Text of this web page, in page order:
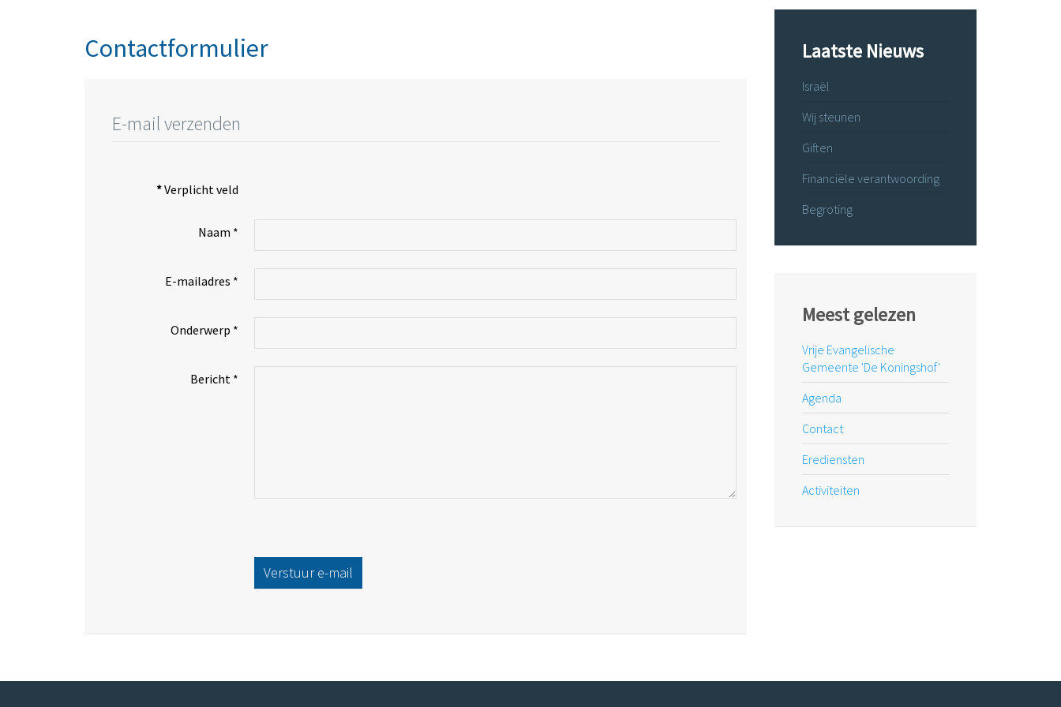
Contactformulier
E-mail verzenden
*Verplicht veld
Naam *
E-mailadres *
Onderwerp *
Bericht *
Verstuur e-mail
Laatste Nieuws
Israël
Wij steunen
Giften
Financiële verantwoording
Begroting
Meest gelezen
Vrije Evangelische
Gemeente 'De Koningshof'
Agenda
Contact
Erediensten
Activiteiten